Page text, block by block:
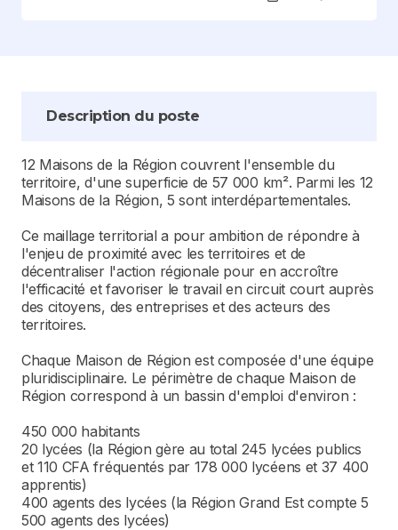
Description du poste
12 Maisons de la Région couvrent l'ensemble du
territoire, d'une superficie de 57 000 km². Parmi les 12
Maisons de la Région, 5 sont interdépartementales.
Ce maillage territorial a pour ambition de répondre à
l'enjeu de proximité avec les territoires et de
décentraliser l'action régionale pour en accroître
l'efficacité et favoriser le travail en circuit court auprès
des citoyens, des entreprises et des acteurs des
territoires.
Chaque Maison de Région est composée d'une équipe
pluridisciplinaire. Le périmètre de chaque Maison de
Région correspond à un bassin d'emploi d'environ :
450 000 habitants
20 lycées (la Région gère au total 245 lycées publics
et 110 CFA fréquentés par 178 000 lycéens et 37 400
apprentis)
400 agents des lycées (la Région Grand Est compte 5
500 agents des lycées)